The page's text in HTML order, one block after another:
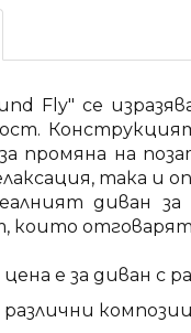
Fly" се
промяна на
така и
диван
които
е за диван с
различни